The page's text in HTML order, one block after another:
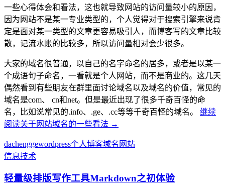
一些心得体会和看法，这也就导致网站的访问量较小的原因，
因为网站不是某一专业类型的，个人觉得对于搜索引擎来说肯
定是面对某一类型的文章更容易吸引人，而博客写的文章比较
散，记流水账的比较多，所以访问量相对会少很多。
大家的域名很普通，以自己的名字命名的居多，或者是以某一
个成语句子命名，一看就是个人网站，而不是商业的。这几天
偶然看到有些朋友在群里面讨论域名以及域名的价值，常见的
域名是com、 cn和net。但是最近出现了很多千奇百怪的命
名，比如说常见的.info、.ge、.cc等等千奇百怪的域名。 继续
阅读关于网站域名的一些看法 →
dachenggewordpress个人博客域名 网站
信息技术
轻量级排版写作工具Markdown之初体验